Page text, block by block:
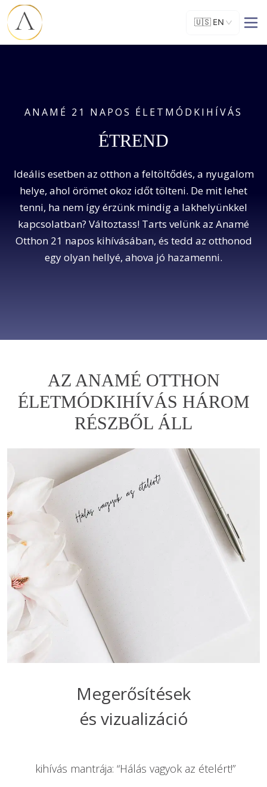
🇺🇸 EN
ANAMÉ 21 NAPOS ÉLETMÓDKIHÍVÁS
ÉTREND
Ideális esetben az otthon a feltöltődés, a nyugalom
helye, ahol örömet okoz időt tölteni. De mit lehet
tenni, ha nem így érzünk mindig a lakhelyünkkel
kapcsolatban? Változtass! Tarts velünk az Anamé
Otthon 21 napos kihívásában, és tedd az otthonod
egy olyan hellyé, ahova jó hazamenni.
AZ ANAMÉ OTTHON
ÉLETMÓDKIHÍVÁS HÁROM
RÉSZBŐL ÁLL
Megerősítések